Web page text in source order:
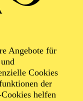
Angebote für
Cookies
der
helfen
für Klänge